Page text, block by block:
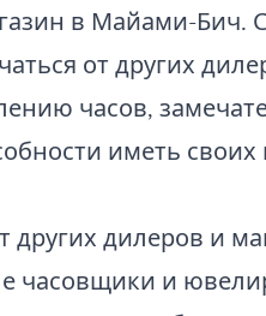
в Майами-Бич.
от других
часов,
иметь своих
других дилеров и
часовщики и